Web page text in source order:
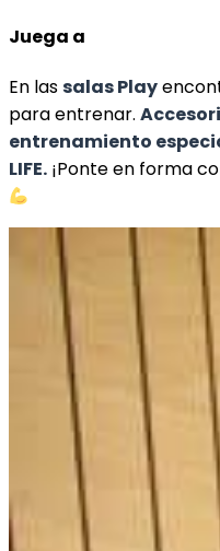
Juega a
En lassalas Play
para entrenar.
entrenamiento
LIFE. ¡Ponte en forma